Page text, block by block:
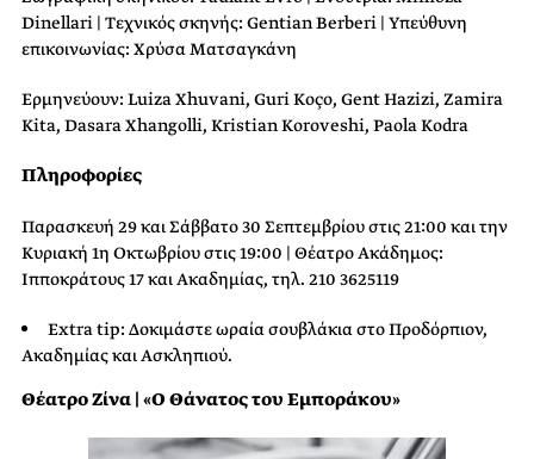
Dinellari | Τεχνικός σκηνής: Gentian Berberi | Υπεύθυνη
επικοινωνίας: Χρύσα Ματσαγκάνη
Ερμηνεύουν: Luiza Xhuvani, Guri Koço, Gent Hazizi, Zamira
Kita, Dasara Xhangolli, Kristian Koroveshi, Paola Kodra
Πληροφορίες
Παρασκευή 29 και Σάββατο 30 Σεπτεμβρίου στις 21:00 και την
Κυριακή 1η Οκτωβρίου στις 19:00 | Θέατρο Ακάδημος:
Ιπποκράτους 17 και Ακαδημίας, τηλ. 210 3625119
Εxtra tip: Δοκιμάστε ωραία σουβλάκια στο Προδόρπιον,
Ακαδημίας και Ασκληπιού.
Θέατρο Ζίνα | «Ο Θάνατος του Εμποράκου»